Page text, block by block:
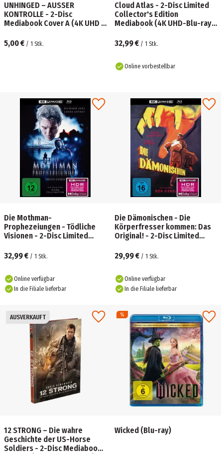
UNHINGED – AUSSER
KONTROLLE - 2-Disc
Mediabook Cover A (4K UHD +
5,00 € / 1 Stk.
Cloud Atlas - 2-Disc Limited
Collector's Edition
Mediabook (4K UHD-Blu-ray +
32,99 € / 1 Stk.
Online vorbestellbar
Die Mothman-
Prophezeiungen - Tödliche
Visionen - 2-Disc Limited
Mediabook (4K UHD-Blu-ray +
Blu-ray)
32,99 € / 1 Stk.
Online verfügbar
In die Filiale lieferbar
Die Dämonischen - Die
Körperfresser kommen: Das
Original! - 2-Disc Limited
Mediabook (4K UHD-Blu-ray +
29,99 € / 1 Stk.
Online verfügbar
In die Filiale lieferbar
AUSVERKAUFT
12 STRONG – Die wahre
Geschichte der US-Horse
Soldiers - 2-Disc Mediabook
Wicked (Blu-ray)